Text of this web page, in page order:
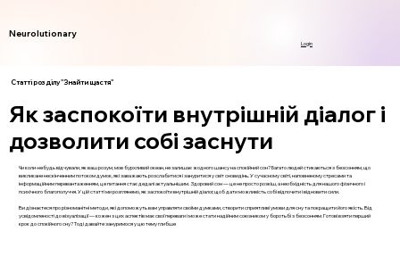
Neurolutionary
Login
Статті розділу "Знайти щастя"
Як заспокоїти внутрішній діалог і
дозволити собі заснути
Чи коли-небудь відчували, як ваш розум, мов бурхливий океан, не залишає жодного шансу на спокійний сон? Багато людей стикаються з безсонням, що
викликане нескінченним потоком думок, які заважають розслабитися і зануритися у світ сновидінь. У сучасному світі, наповненому стресами та
інформаційним перевантаженням, це питання стає дедалі актуальнішим. Здоровий сон — це не просто розкіш, а необхідність для нашого фізичного і
психічного благополуччя. У цій статті ми розглянемо, як заспокоїти внутрішній діалог, щоб дати можливість собі відпочити і відновити сили.
Ви дізнаєтеся про різноманітні методи, які допоможуть вам управляти своїми думками, створити сприятливі умови для сну та покращити його якість. Від
усвідомленості до візуалізації — кожен з цих аспектів має свої переваги і може стати надійним союзником у боротьбі з безсонням. Готові взяти перший
крок до спокійного сну? Тоді давайте зануримося у цю тему глибше